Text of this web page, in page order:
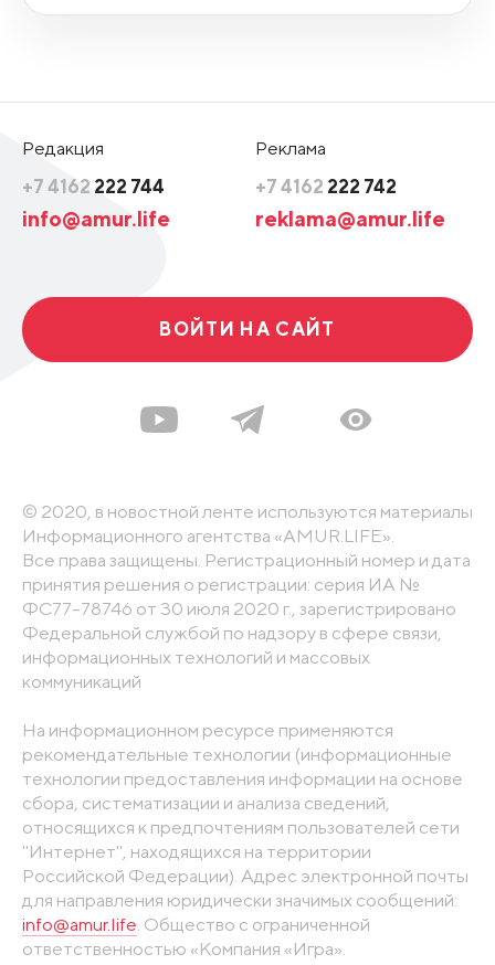
Редакция
+7 4162 222 744
info@amur.life
Реклама
+7 4162 222 742
reklama@amur.life
ВОЙТИ НА САЙТ
© 2020, в новостной ленте используются материалы
Информационного агентства «AMUR.LIFE».
Все права защищены. Регистрационный номер и дата
принятия решения о регистрации: серия ИА №
ФС77-78746 от 30 июля 2020 г., зарегистрировано
Федеральной службой по надзору в сфере связи,
информационных технологий и массовых
коммуникаций
На информационном ресурсе применяются
рекомендательные технологии (информационные
технологии предоставления информации на основе
сбора, систематизации и анализа сведений,
относящихся к предпочтениям пользователей сети
"Интернет", находящихся на территории
Российской Федерации). Адрес электронной почты
для направления юридически значимых сообщений:
info@amur.life. Общество с ограниченной
ответственностью «Компания «Игра».